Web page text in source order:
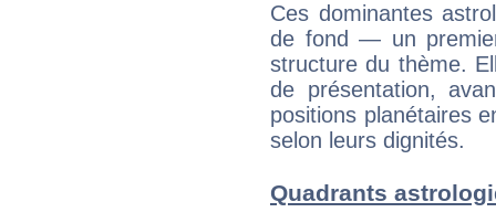
Ces dominantes
de fond — un
structure du thème.
de présentation,
positions planétaires
selon leurs dignités.
Quadrants